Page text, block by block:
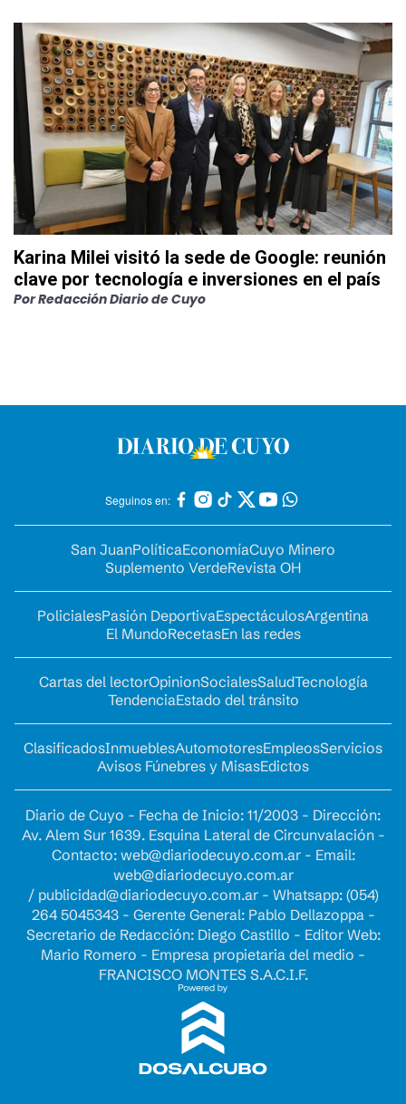
Karina Milei visitó la sede de Google: reunión
clave por tecnología e inversiones en el país
PorRedacción Diario de Cuyo
Seguinos en:
San JuanPolíticaEconomíaCuyo Minero
Suplemento VerdeRevista OH
PolicialesPasión DeportivaEspectáculosArgentina
El MundoRecetasEn las redes
Cartas del lectorOpinionSocialesSaludTecnología
TendenciaEstado del tránsito
ClasificadosInmueblesAutomotoresEmpleosServicios
Avisos Fúnebres y MisasEdictos
Diario de Cuyo - Fecha de Inicio: 11/2003 - Dirección:
Av. Alem Sur 1639. Esquina Lateral de Circunvalación -
Contacto: web@diariodecuyo.com.ar- Email:
web@diariodecuyo.com.ar
/ publicidad@diariodecuyo.com.ar- Whatsapp: (054)
264 5045343 - Gerente General: Pablo Dellazoppa -
Secretario de Redacción: Diego Castillo - Editor Web:
Mario Romero - Empresa propietaria del medio -
FRANCISCO MONTES S.A.C.I.F.